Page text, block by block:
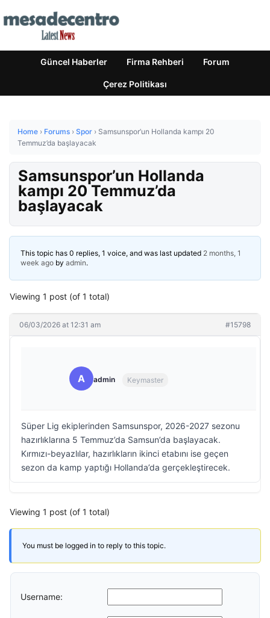
Güncel Haberler Firma Rehberi Forum
Çerez Politikası
Home › Forums › Spor › Samsunspor’un Hollanda kampı 20
Temmuz’da başlayacak
Samsunspor’un Hollanda
kampı 20 Temmuz’da
başlayacak
This topic has 0 replies, 1 voice, and was last updated 2 months, 1
week ago by admin.
Viewing 1 post (of 1 total)
06/03/2026 at 12:31 am #15798
A admin Keymaster
Süper Lig ekiplerinden Samsunspor, 2026-2027 sezonu
hazırlıklarına 5 Temmuz’da Samsun’da başlayacak.
Kırmızı-beyazlılar, hazırlıkların ikinci etabını ise geçen
sezon da kamp yaptığı Hollanda’da gerçekleştirecek.
Viewing 1 post (of 1 total)
You must be logged in to reply to this topic.
Username: